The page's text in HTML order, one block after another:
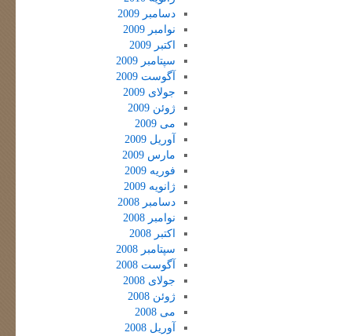
دسامبر 2009
نوامبر 2009
اکتبر 2009
سپتامبر 2009
آگوست 2009
جولای 2009
ژوئن 2009
می 2009
آوریل 2009
مارس 2009
فوریه 2009
ژانویه 2009
دسامبر 2008
نوامبر 2008
اکتبر 2008
سپتامبر 2008
آگوست 2008
جولای 2008
ژوئن 2008
می 2008
آوریل 2008